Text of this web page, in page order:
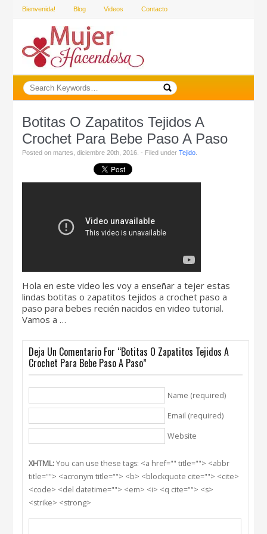
Bienvenida! Blog Videos Contacto
Botitas O Zapatitos Tejidos A
Crochet Para Bebe Paso A Paso
Posted on martes, diciembre 20th, 2016. - Filed underTejido
Hola en este video les voy a enseñar a tejer estas
lindas botitas o zapatitos tejidos a crochet paso a
paso para bebes recién nacidos en video tutorial.
Vamos a …
Deja Un Comentario For “Botitas O Zapatitos Tejidos A
Crochet Para Bebe Paso A Paso”
Name (required)
Email (required)
Website
XHTML:You can use these tags: <a href="" title=""> <abbr
title=""> <acronym title=""> <b> <blockquote cite=""> <cite>
<code> <del datetime=""> <em> <i> <q cite=""> <s>
<strike> <strong>